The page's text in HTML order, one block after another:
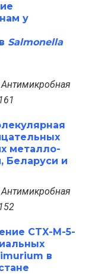
у
Salmonella
металло-
Беларуси и
CTX-M-5-
в